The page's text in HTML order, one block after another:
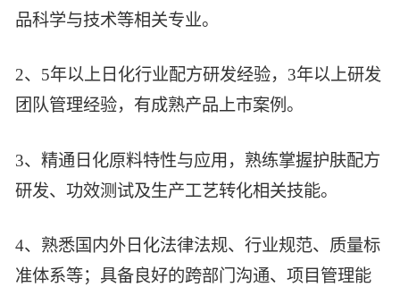
品科学与技术等相关专业。
2、5年以上日化行业配方研发经验，3年以上研发
团队管理经验，有成熟产品上市案例。
3、精通日化原料特性与应用，熟练掌握护肤配方
研发、功效测试及生产工艺转化相关技能。
4、熟悉国内外日化法律法规、行业规范、质量标
准体系等；具备良好的跨部门沟通、项目管理能